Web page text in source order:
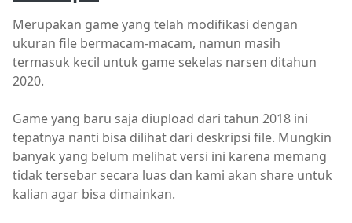
Merupakan game yang telah modifikasi dengan
ukuran file bermacam-macam, namun masih
termasuk kecil untuk game sekelas narsen ditahun
2020.
Game yang baru saja diupload dari tahun 2018 ini
tepatnya nanti bisa dilihat dari deskripsi file. Mungkin
banyak yang belum melihat versi ini karena memang
tidak tersebar secara luas dan kami akan share untuk
kalian agar bisa dimainkan.